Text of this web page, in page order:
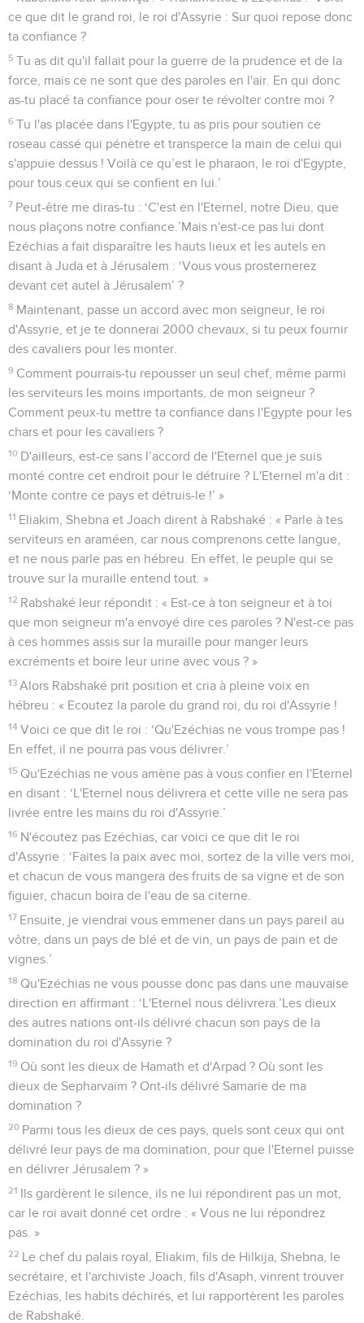
ce que dit le grand roi, le roi d'Assyrie : Sur quoi repose donc
ta confiance ?
5 Tu as dit qu'il fallait pour la guerre de la prudence et de la
force, mais ce ne sont que des paroles en l'air. En qui donc
as-tu placé ta confiance pour oser te révolter contre moi ?
6 Tu l'as placée dans l'Egypte, tu as pris pour soutien ce
roseau cassé qui pénètre et transperce la main de celui qui
s'appuie dessus ! Voilà ce qu’est le pharaon, le roi d'Egypte,
pour tous ceux qui se confient en lui.’
7 Peut-être me diras-tu : ‘C'est en l'Eternel, notre Dieu, que
nous plaçons notre confiance.’Mais n'est-ce pas lui dont
Ezéchias a fait disparaître les hauts lieux et les autels en
disant à Juda et à Jérusalem : ‘Vous vous prosternerez
devant cet autel à Jérusalem’ ?
8 Maintenant, passe un accord avec mon seigneur, le roi
d'Assyrie, et je te donnerai 2000 chevaux, si tu peux fournir
des cavaliers pour les monter.
9 Comment pourrais-tu repousser un seul chef, même parmi
les serviteurs les moins importants, de mon seigneur ?
Comment peux-tu mettre ta confiance dans l'Egypte pour les
chars et pour les cavaliers ?
10 D'ailleurs, est-ce sans l’accord de l'Eternel que je suis
monté contre cet endroit pour le détruire ? L'Eternel m'a dit :
‘Monte contre ce pays et détruis-le !’ »
11 Eliakim, Shebna et Joach dirent à Rabshaké : « Parle à tes
serviteurs en araméen, car nous comprenons cette langue,
et ne nous parle pas en hébreu. En effet, le peuple qui se
trouve sur la muraille entend tout. »
12 Rabshaké leur répondit : « Est-ce à ton seigneur et à toi
que mon seigneur m'a envoyé dire ces paroles ? N'est-ce pas
à ces hommes assis sur la muraille pour manger leurs
excréments et boire leur urine avec vous ? »
13 Alors Rabshaké prit position et cria à pleine voix en
hébreu : « Ecoutez la parole du grand roi, du roi d'Assyrie !
14 Voici ce que dit le roi : ‘Qu'Ezéchias ne vous trompe pas !
En effet, il ne pourra pas vous délivrer.’
15 Qu'Ezéchias ne vous amène pas à vous confier en l'Eternel
en disant : ‘L'Eternel nous délivrera et cette ville ne sera pas
livrée entre les mains du roi d'Assyrie.’
16 N'écoutez pas Ezéchias, car voici ce que dit le roi
d'Assyrie : ‘Faites la paix avec moi, sortez de la ville vers moi,
et chacun de vous mangera des fruits de sa vigne et de son
figuier, chacun boira de l'eau de sa citerne.
17 Ensuite, je viendrai vous emmener dans un pays pareil au
vôtre, dans un pays de blé et de vin, un pays de pain et de
vignes.’
18 Qu'Ezéchias ne vous pousse donc pas dans une mauvaise
direction en affirmant : ‘L'Eternel nous délivrera.’Les dieux
des autres nations ont-ils délivré chacun son pays de la
domination du roi d'Assyrie ?
19 Où sont les dieux de Hamath et d'Arpad ? Où sont les
dieux de Sepharvaïm ? Ont-ils délivré Samarie de ma
domination ?
20 Parmi tous les dieux de ces pays, quels sont ceux qui ont
délivré leur pays de ma domination, pour que l'Eternel puisse
en délivrer Jérusalem ? »
21 Ils gardèrent le silence, ils ne lui répondirent pas un mot,
car le roi avait donné cet ordre : « Vous ne lui répondrez
pas. »
22 Le chef du palais royal, Eliakim, fils de Hilkija, Shebna, le
secrétaire, et l'archiviste Joach, fils d'Asaph, vinrent trouver
Ezéchias, les habits déchirés, et lui rapportèrent les paroles
de Rabshaké.